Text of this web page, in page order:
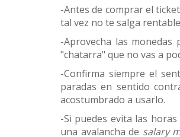
-Antes de comprar el
tal vez no te salga
-Aprovecha las
"chatarra" que no vas a
-Confirma siempre el
paradas en sentido
acostumbrado a usarlo.
-Si puedes evita las
una avalancha de salary